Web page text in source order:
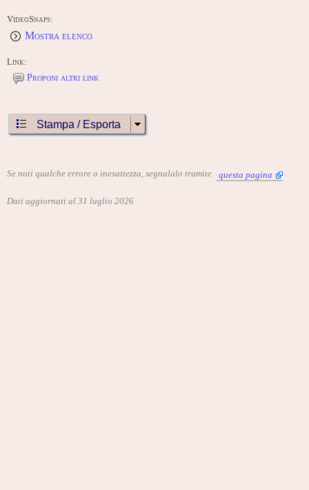
VideoSnaps:
Mostra elenco
Link:
Proponi altri link
Stampa / Esporta
Se noti qualche errore o inesattezza, segnalalo tramite questa pagina
Dati aggiornati al 31 luglio 2026